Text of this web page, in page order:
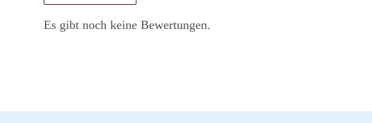
Es gibt noch keine Bewertungen.